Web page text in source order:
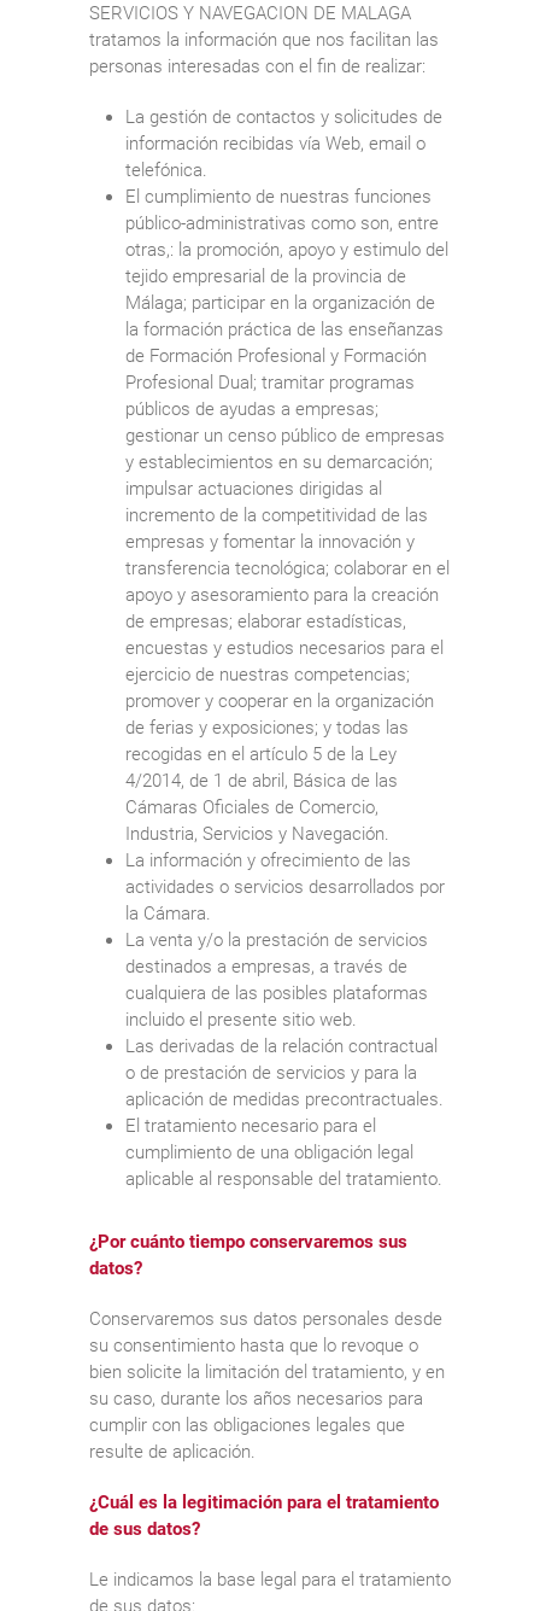
SERVICIOS Y NAVEGACION DE MALAGA
tratamos la información que nos facilitan las
personas interesadas con el fin de realizar:
La gestión de contactos y solicitudes de
información recibidas vía Web, email o
telefónica.
El cumplimiento de nuestras funciones
público-administrativas como son, entre
otras,: la promoción, apoyo y estimulo del
tejido empresarial de la provincia de
Málaga; participar en la organización de
la formación práctica de las enseñanzas
de Formación Profesional y Formación
Profesional Dual; tramitar programas
públicos de ayudas a empresas;
gestionar un censo público de empresas
y establecimientos en su demarcación;
impulsar actuaciones dirigidas al
incremento de la competitividad de las
empresas y fomentar la innovación y
transferencia tecnológica; colaborar en el
apoyo y asesoramiento para la creación
de empresas; elaborar estadísticas,
encuestas y estudios necesarios para el
ejercicio de nuestras competencias;
promover y cooperar en la organización
de ferias y exposiciones; y todas las
recogidas en el artículo 5 de la Ley
4/2014, de 1 de abril, Básica de las
Cámaras Oficiales de Comercio,
Industria, Servicios y Navegación.
La información y ofrecimiento de las
actividades o servicios desarrollados por
la Cámara.
La venta y/o la prestación de servicios
destinados a empresas, a través de
cualquiera de las posibles plataformas
incluido el presente sitio web.
Las derivadas de la relación contractual
o de prestación de servicios y para la
aplicación de medidas precontractuales.
El tratamiento necesario para el
cumplimiento de una obligación legal
aplicable al responsable del tratamiento.
¿Por cuánto tiempo conservaremos sus
datos?
Conservaremos sus datos personales desde
su consentimiento hasta que lo revoque o
bien solicite la limitación del tratamiento, y en
su caso, durante los años necesarios para
cumplir con las obligaciones legales que
resulte de aplicación.
¿Cuál es la legitimación para el tratamiento
de sus datos?
Le indicamos la base legal para el tratamiento
de sus datos: